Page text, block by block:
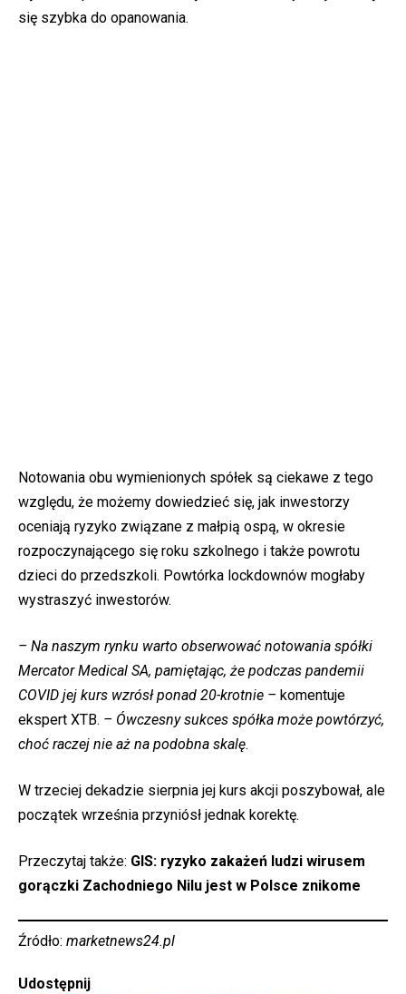
się szybka do opanowania.
Notowania obu wymienionych spółek są ciekawe z tego
względu, że możemy dowiedzieć się, jak inwestorzy
oceniają ryzyko związane z małpią ospą, w okresie
rozpoczynającego się roku szkolnego i także powrotu
dzieci do przedszkoli. Powtórka lockdownów mogłaby
wystraszyć inwestorów.
– Na naszym rynku warto obserwować notowania spółki
Mercator Medical SA, pamiętając, że podczas pandemii
COVID jej kurs wzrósł ponad 20-krotnie – komentuje
ekspert XTB. – Ówczesny sukces spółka może powtórzyć,
choć raczej nie aż na podobna skalę.
W trzeciej dekadzie sierpnia jej kurs akcji poszybował, ale
początek września przyniósł jednak korektę.
Przeczytaj także: GIS: ryzyko zakażeń ludzi wirusem
gorączki Zachodniego Nilu jest w Polsce znikome
Źródło: marketnews24.pl
Udostępnij